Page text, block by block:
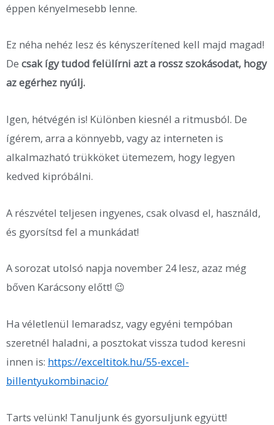
éppen kényelmesebb lenne.
Ez néha nehéz lesz és kényszerítened kell majd magad!
De csak így tudod felülírni azt a rossz szokásodat, hogy
az egérhez nyúlj.
Igen, hétvégén is! Különben kiesnél a ritmusból. De
ígérem, arra a könnyebb, vagy az interneten is
alkalmazható trükköket ütemezem, hogy legyen
kedved kipróbálni.
A részvétel teljesen ingyenes, csak olvasd el, használd,
és gyorsítsd fel a munkádat!
A sorozat utolsó napja november 24 lesz, azaz még
bőven Karácsony előtt! 😉
Ha véletlenül lemaradsz, vagy egyéni tempóban
szeretnél haladni, a posztokat vissza tudod keresni
innen is: https://exceltitok.hu/55-excel-
billentyukombinacio/
Tarts velünk! Tanuljunk és gyorsuljunk együtt!